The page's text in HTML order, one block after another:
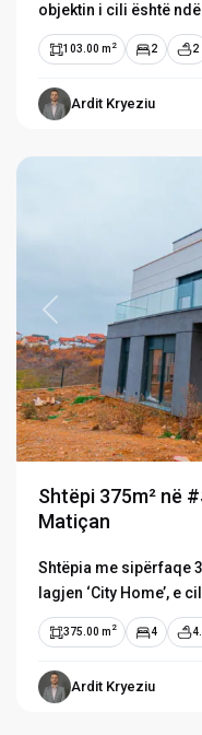
objektin i cili është
103.00 m 2 2 2
Ardit Kryeziu
Matiçan,
Previous
Shtëpi 375m² në
Matiçan
Shtëpia me sipërfaqe
lagjen ‘City Home’, e
375.00 m 2 4
Ardit Kryeziu
Prishtina
Re,